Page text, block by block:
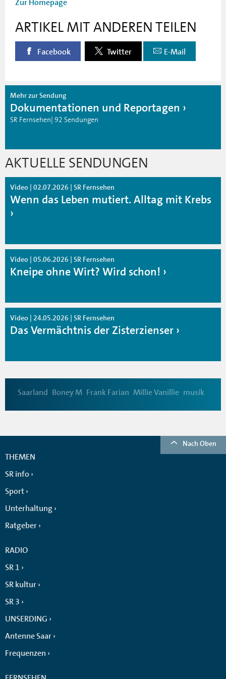
Zur Homepage
ARTIKEL MIT ANDEREN TEILEN
Facebook Twitter E-Mail
Mehr zur Sendung
Dokumentationen und Reportagen
SR Fernsehen| 92 Sendungen
AKTUELLE SENDUNGEN
Video | 02.07.2026 | SR Fernsehen
Wenn das Leben mutiert. Alltag mit Krebs
Video | 05.06.2026 | SR Fernsehen
Kneipe ohne Wirt? Wird schon!
Video | 24.05.2026 | SR Fernsehen
Das Vermächtnis der Zisterzienser
Saarland Boney M Frank Farian Millie Vanillie musik
Nach Oben
THEMEN
SR info
Sport
Unterhaltung
Ratgeber
RADIO
SR 1
SR kultur
SR 3
UNSERDING
Antenne Saar
Frequenzen